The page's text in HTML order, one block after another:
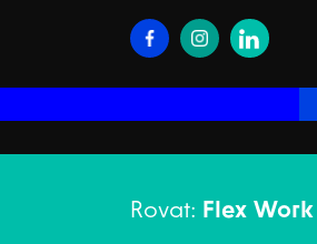
Rovat: Flex Work